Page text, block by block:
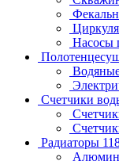
Насосы
Счетчики
Радиаторы